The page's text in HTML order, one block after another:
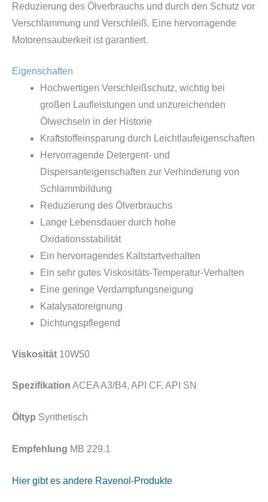
Reduzierung des Ölverbrauchs und durch den Schutz vor
Verschlammung und Verschleiß. Eine hervorragende
Motorensauberkeit ist garantiert.
Eigenschaften
Hochwertigen Verschleißschutz, wichtig bei
großen Laufleistungen und unzureichenden
Ölwechseln in der Historie
Kraftstoffeinsparung durch Leichtlaufeigenschaften
Hervorragende Detergent- und
Dispersanteigenschaften zur Verhinderung von
Schlammbildung
Reduzierung des Ölverbrauchs
Lange Lebensdauer durch hohe
Oxidationsstabilität
Ein hervorragendes Kaltstartverhalten
Ein sehr gutes Viskositäts-Temperatur-Verhalten
Eine geringe Verdampfungsneigung
Katalysatoreignung
Dichtungspflegend
Viskosität 10W50
Spezifikation ACEA A3/B4, API CF, API SN
Öltyp Synthetisch
Empfehlung MB 229.1
Hier gibt es andere Ravenol-Produkte